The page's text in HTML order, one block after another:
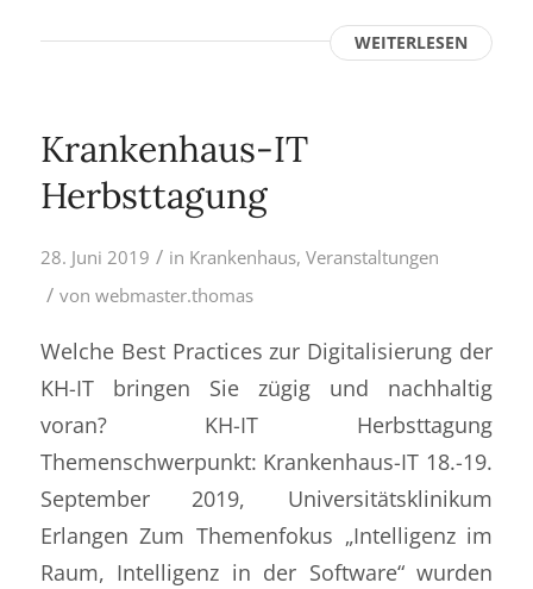
WEITERLESEN
Krankenhaus-IT
Herbsttagung
28. Juni 2019 / in Krankenhaus, Veranstaltungen
/ von webmaster.thomas
Welche Best Practices zur Digitalisierung der
KH-IT bringen Sie zügig und nachhaltig
voran? KH-IT Herbsttagung
Themenschwerpunkt: Krankenhaus-IT 18.-19.
September 2019, Universitätsklinikum
Erlangen Zum Themenfokus „Intelligenz im
Raum, Intelligenz in der Software“ wurden